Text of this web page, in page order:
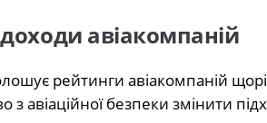
авіакомпаній
рейтинги авіакомпаній
авіаційної безпеки змінити